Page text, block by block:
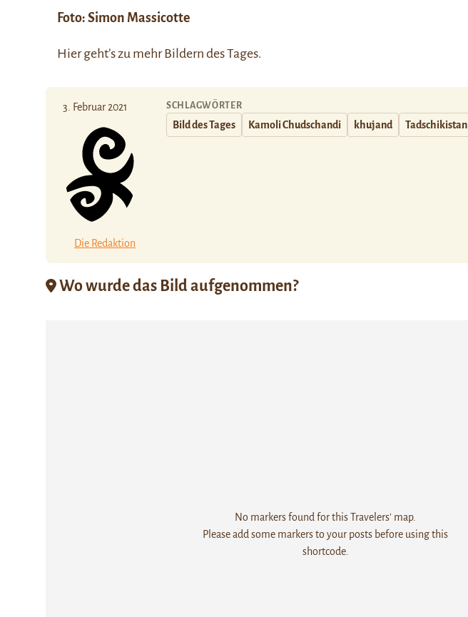
Foto: Simon Massicotte
Hiergeht’s zu mehr Bildern des Tages.
3. Februar 2021
Die Redaktion
SCHLAGWÖRTER
Bild des Tages Kamoli Chudschandi khujand Tadschikistan
Wo wurde das Bild aufgenommen?
No markers found for this Travelers' map.
Please add some markers to your posts before using this
shortcode.